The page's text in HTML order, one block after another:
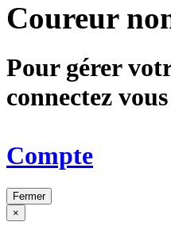
Coureur
Pour gérer
connectez
Compte
Fermer
×